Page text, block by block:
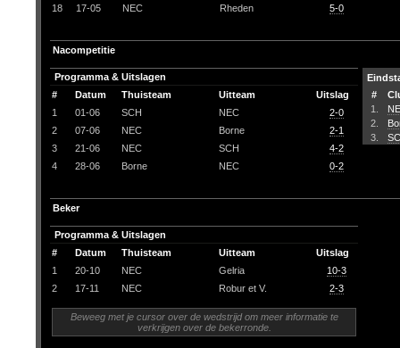
18
17-05 NEC Rheden 5-0
Nacompetitie
Programma & Uitslagen
#
Datum Thuisteam Uitteam
Uitslag
1
01-06 SCH NEC
2-0
2
07-06 NEC Borne
2-1
3
21-06 NEC SCH
4-2
4
28-06 Borne NEC 0-2
#
1.
2.
3.
Beker
Programma & Uitslagen
#
Datum Thuisteam Uitteam
Uitslag
1
20-10 NEC Gelria
10-3
2
17-11 NEC Robur et V. 2-3
Beweeg met je cursor over de wedstrijd om meer informatie te
verkrijgen over de bekerronde.